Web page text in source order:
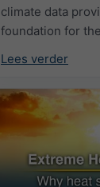
climate data
foundation for
Lees verder